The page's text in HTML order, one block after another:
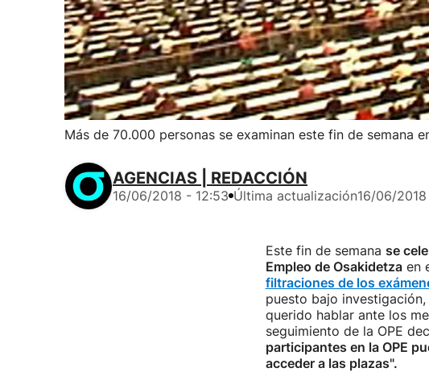
Más de 70.000 personas se examinan este fin de semana
AGENCIAS | REDACCIÓN
16/06/2018 - 12:53 Última actualización16/06/
Este fin de semana se
Empleo de Osakidetzaen
filtraciones de los
puesto bajo
querido hablar ante los
seguimiento de la OPE
participantes en la OPE
acceder a las plazas".